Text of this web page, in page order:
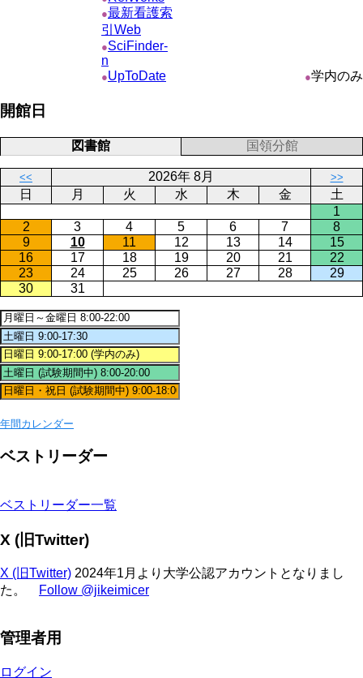
●最新看護索
引Web
●SciFinder-
n
●UpToDate ●学内のみ
開館日
図書館 国領分館
<< 2026年 8月 >>
日 月 火 水 木 金
土
1
2
3 4 5 6 7
8
9
10 11 12 13 14
15
16
17 18 19 20 21
22
23
24 25 26 27 28
29
30
31
年間カレンダー
ベストリーダー
ベストリーダー一覧
X (旧Twitter)
X (旧Twitter) 2024年1月より大学公認アカウントとなりまし
た。
Follow @jikeimicer
管理者用
ログイン